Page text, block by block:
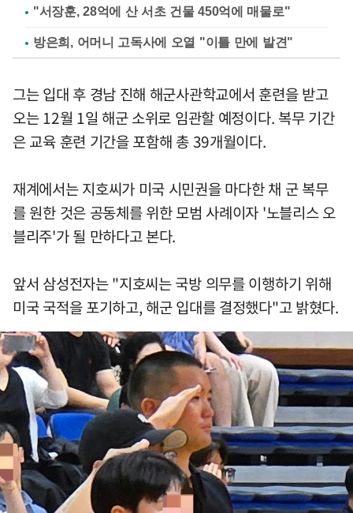
"서장훈, 28억에 산 서초 건물 450억에 매물로"
방은희, 어머니 고독사에 오열 "이틀 만에 발견"
그는 입대 후 경남 진해 해군사관학교에서 훈련을 받고
오는 12월 1일 해군 소위로 임관할 예정이다. 복무 기간
은 교육 훈련 기간을 포함해 총 39개월이다.
재계에서는 지호씨가 미국 시민권을 마다한 채 군 복무
를 원한 것은 공동체를 위한 모범 사례이자 '노블리스 오
블리주'가 될 만하다고 본다.
앞서 삼성전자는 "지호씨는 국방 의무를 이행하기 위해
미국 국적을 포기하고, 해군 입대를 결정했다"고 밝혔다.